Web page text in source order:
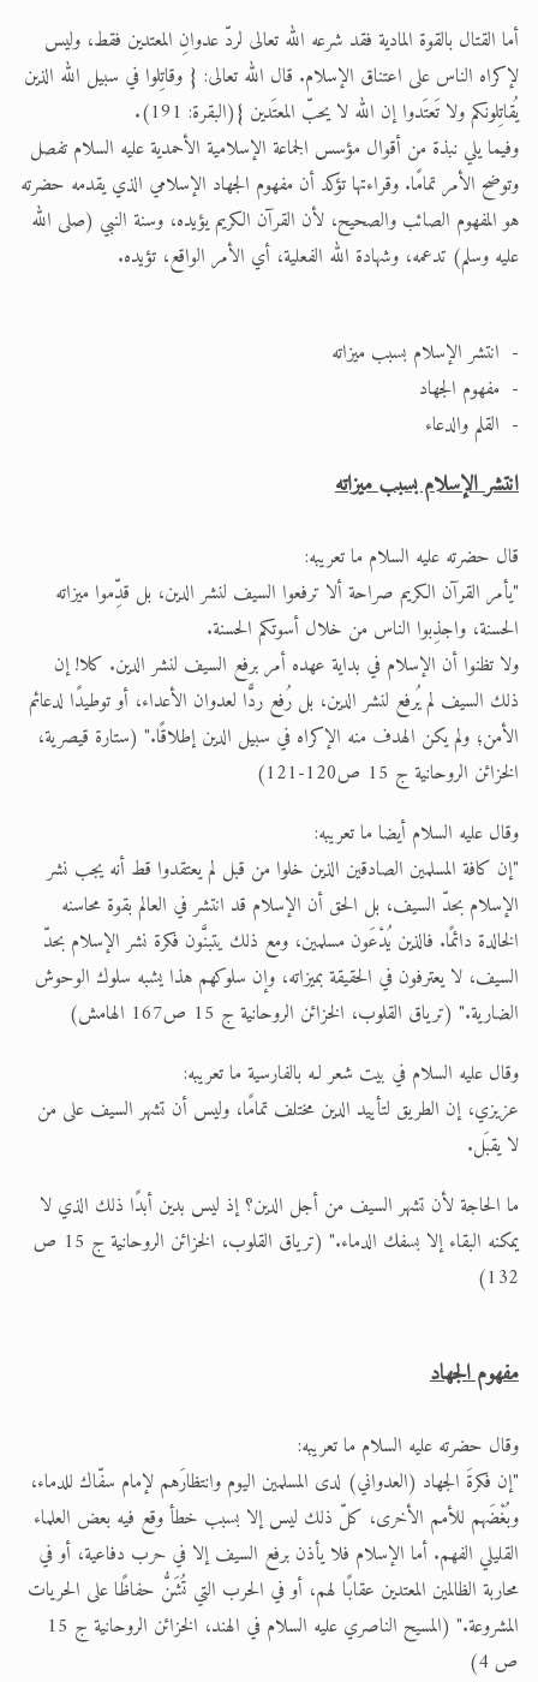
أما القتال بالقوة المادية فقد شرعه الله تعالى لردّ عدوانِ المعتدين فقط، وليس
لإكراه الناس على اعتناق الإسلام. قال الله تعالى: { وقاتِلوا في سبيل الله الذين
يُقاتِلونكم ولا تَعتَدوا إن الله لا يحبّ المعتَدين }(البقرة: 191).
وفيما يلي نبذة من أقوال مؤسس الجماعة الإسلامية الأحمدية عليه السلام تفصل
وتوضح الأمر تمامًا. وقراءتها تؤكد أن مفهوم الجهاد الإسلامي الذي يقدمه حضرته
هو المفهوم الصائب والصحيح، لأن القرآن الكريم يؤيده، وسنة النبي (صلى الله
عليه وسلم) تدعمه، وشهادة الله الفعلية، أي الأمر الواقع، تؤيده.
- انتشر الإسلام بسبب ميزاته
- مفهوم الجهاد
- القلم والدعاء
انتشر الإسلام بسبب ميزاته
قال حضرته عليه السلام ما تعريبه:
"يأمر القرآن الكريم صراحة ألا ترفعوا السيف لنشر الدين، بل قدِّموا ميزاته
الحسنة، واجذِبوا الناس من خلال أسوتكم الحسنة.
ولا تظنوا أن الإسلام في بداية عهده أمر برفع السيف لنشر الدين. كلا! إن
ذلك السيف لم يُرفع لنشر الدين، بل رُفع ردًّا لعدوان الأعداء، أو توطيدًا لدعائم
الأمن؛ ولم يكن الهدف منه الإكراه في سبيل الدين إطلاقًا." (ستارة قيصرية،
الخزائن الروحانية ج 15 ص120-121)
وقال عليه السلام أيضا ما تعريبه:
"إن كافة المسلمين الصادقين الذين خلوا من قبل لم يعتقدوا قط أنه يجب نشر
الإسلام بحدّ السيف، بل الحق أن الإسلام قد انتشر في العالم بقوة محاسنه
الخالدة دائمًا. فالذين يُدْعَون مسلمين، ومع ذلك يتبنَّون فكرة نشر الإسلام بحدّ
السيف، لا يعترفون في الحقيقة بميزاته، وإن سلوكهم هذا يشبه سلوك الوحوش
الضارية." (ترياق القلوب، الخزائن الروحانية ج 15 ص167 الهامش)
وقال عليه السلام في بيت شعر لـه بالفارسية ما تعريبه:
عزيزي، إن الطريق لتأييد الدين مختلف تمامًا، وليس أن تشهر السيف على من
لا يقبَل.
ما الحاجة لأن تشهر السيف من أجل الدين؟ إذ ليس بدين أبدًا ذلك الذي لا
يمكنه البقاء إلا بسفك الدماء." (ترياق القلوب، الخزائن الروحانية ج 15 ص
132)
مفهوم الجهاد
وقال حضرته عليه السلام ما تعريبه:
"إن فكرةَ الجهاد (العدواني) لدى المسلمين اليوم وانتظارَهم لإمام سفّاك للدماء،
وبُغْضَهم للأمم الأخرى، كلّ ذلك ليس إلا بسبب خطأ وقع فيه بعض العلماء
القليلي الفهم. أما الإسلام فلا يأذن برفع السيف إلا في حرب دفاعية، أو في
محاربة الظالمين المعتدين عقابًا لهم، أو في الحرب التي تُشَنُّ حفاظًا على الحريات
المشروعة." (المسيح الناصري عليه السلام في الهند، الخزائن الروحانية ج 15
ص 4)